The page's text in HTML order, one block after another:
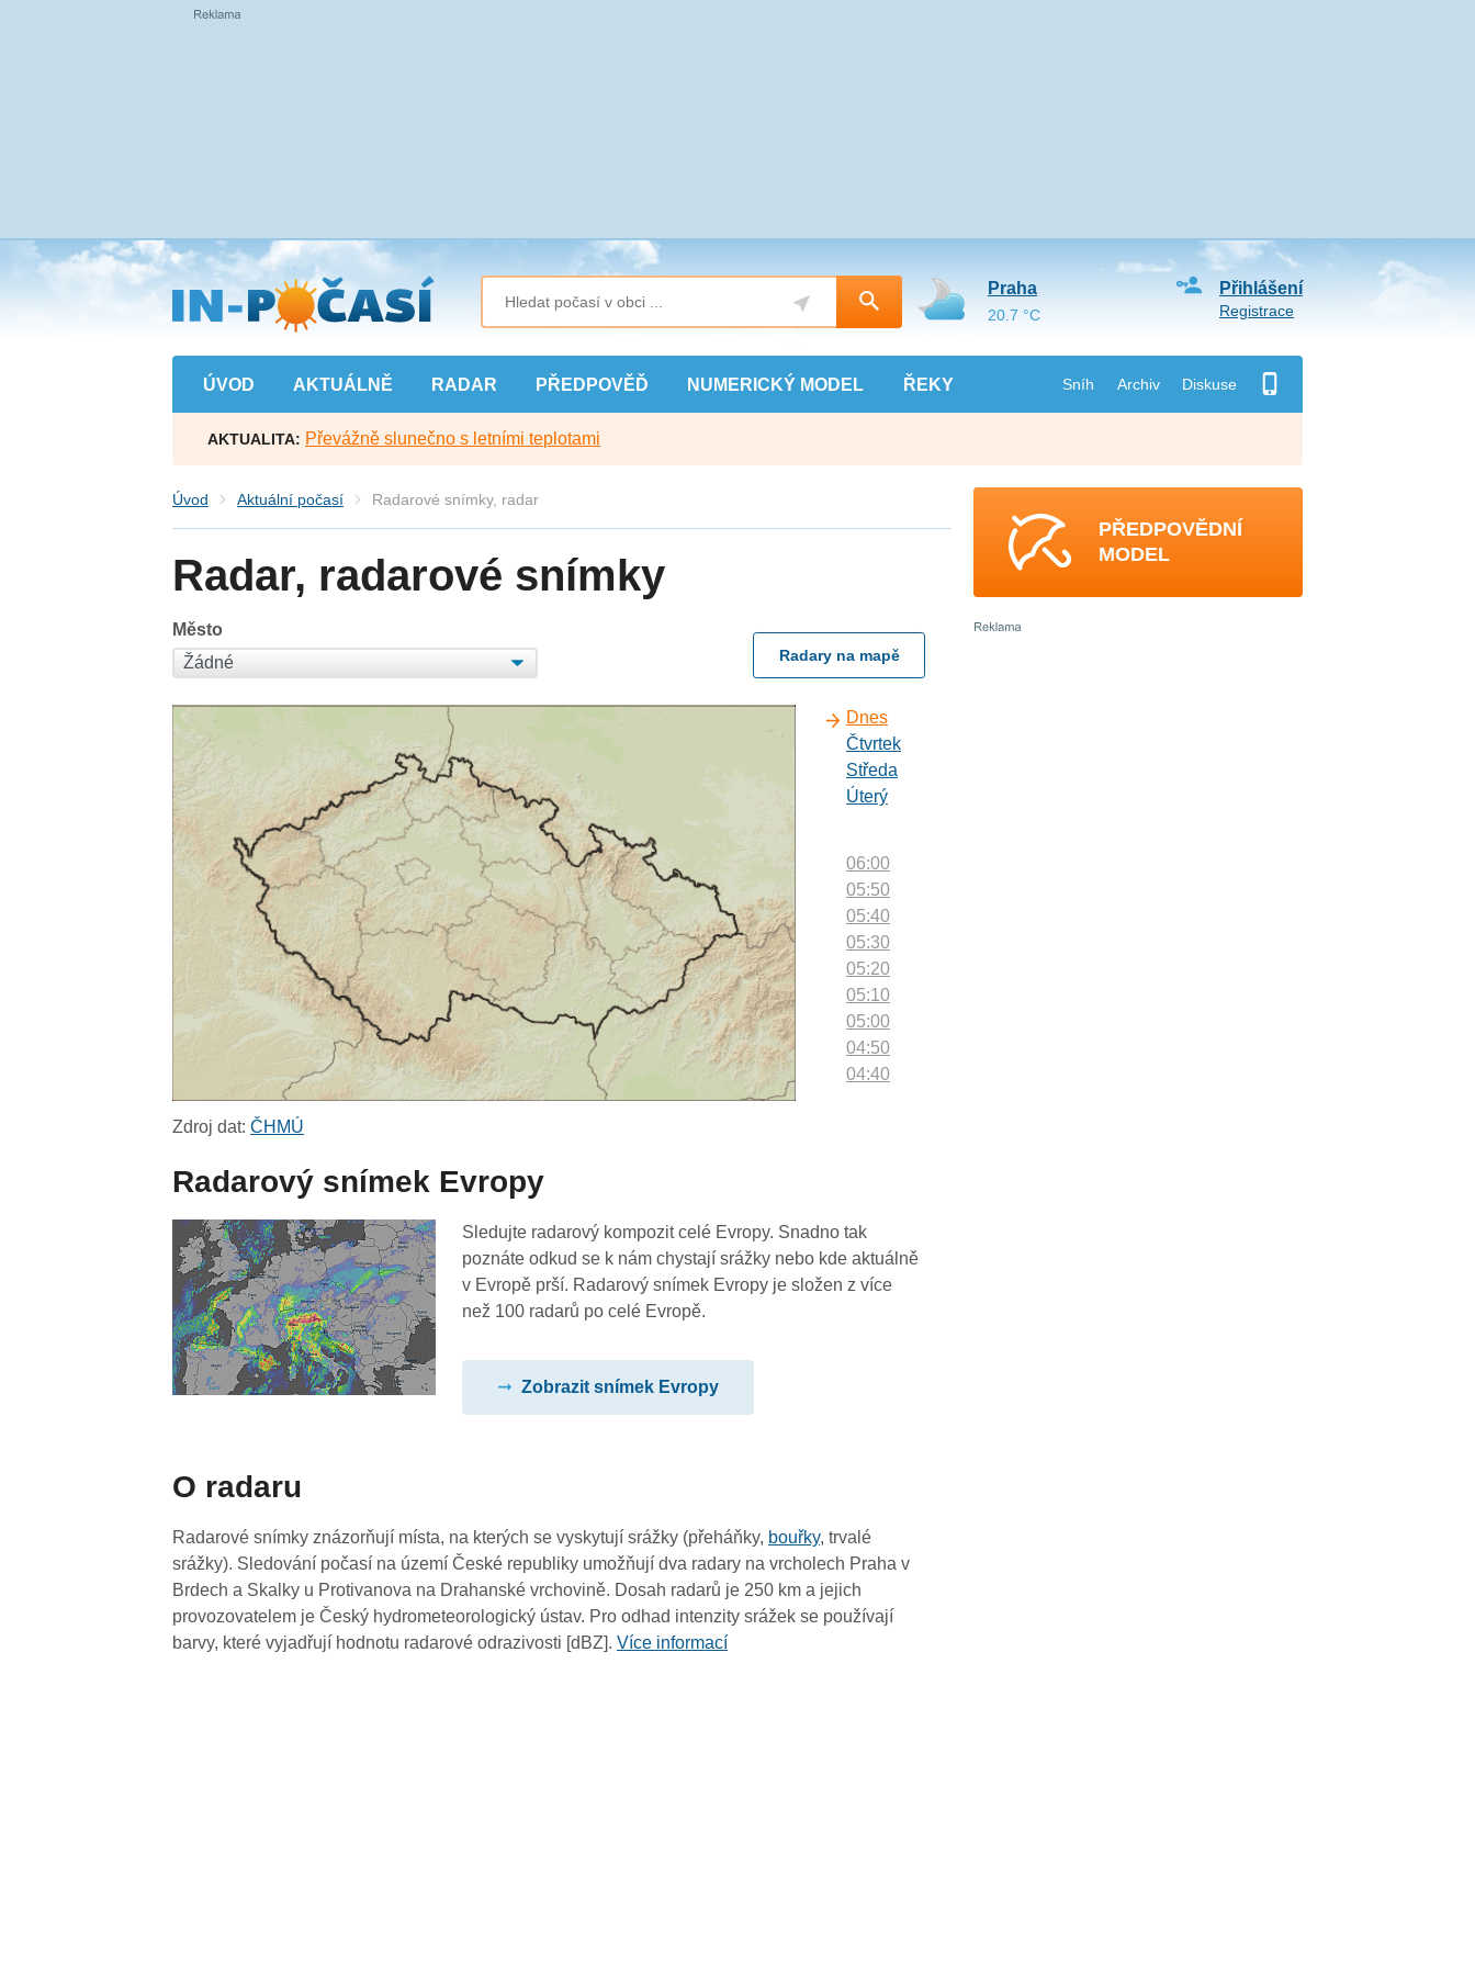
Přejít
na
hlavní
obsah
ÚVOD AKTUÁLNĚ RADAR PŘEDPOVĚĎ NUMERICKÝ MODEL ŘEKY Sníh Archiv Diskuse
Přihlášení
Registrace
Praha
20.7 °C
AKTUALITA: Převážně slunečno s letními teplotami
Úvod Aktuální počasí Radarové snímky, radar
Radar, radarové snímky
Město
Radary na mapě
Dnes
Čtvrtek
Středa
Úterý
06:00
05:50
05:40
05:30
05:20
05:10
05:00
04:50
04:40
03:40
03:30
03:20
01:40
01:30
01:20
01:10
Zdroj dat:ČHMÚ
Radarový snímek Evropy
Sledujte radarový kompozit celé Evropy. Snadno tak
poznáte odkud se k nám chystají srážky nebo kde aktuálně
v Evropě prší. Radarový snímek Evropy je složen z více
než 100 radarů po celé Evropě.
Zobrazit snímek Evropy
O radaru
Radarové snímky znázorňují místa, na kterých se vyskytují srážky (přeháňky, bouřky, trvalé
srážky). Sledování počasí na území České republiky umožňují dva radary na vrcholech Praha v
Brdech a Skalky u Protivanova na Drahanské vrchovině. Dosah radarů je 250 km a jejich
provozovatelem je Český hydrometeorologický ústav. Pro odhad intenzity srážek se používají
barvy, které vyjadřují hodnotu radarové odrazivosti [dBZ].Více informací
PŘEDPOVĚDNÍ
MODEL